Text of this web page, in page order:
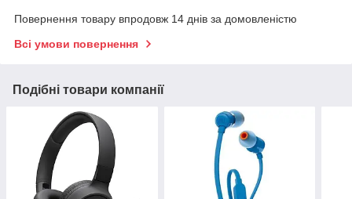
Повернення товару впродовж 14 днів за домовленістю
Всі умови повернення
Подібні товари компанії